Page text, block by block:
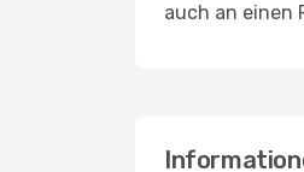
auch an einen